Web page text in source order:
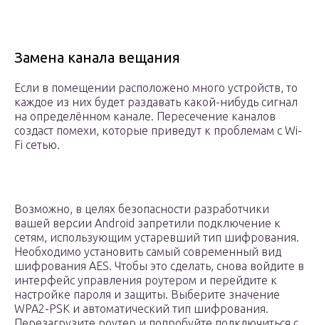
Замена канала вещания
Если в помещении расположено много устройств, то
каждое из них будет раздавать какой-нибудь сигнал
на определённом канале. Пересечение каналов
создаст помехи, которые приведут к проблемам с Wi-
Fi сетью.
Возможно, в целях безопасности разработчики
вашей версии Android запретили подключение к
сетям, использующим устаревший тип шифрования.
Необходимо установить самый современный вид
шифрования AES. Чтобы это сделать, снова войдите в
интерфейс управления роутером и перейдите к
настройке пароля и защиты. Выберите значение
WPA2-PSK и автоматический тип шифрования.